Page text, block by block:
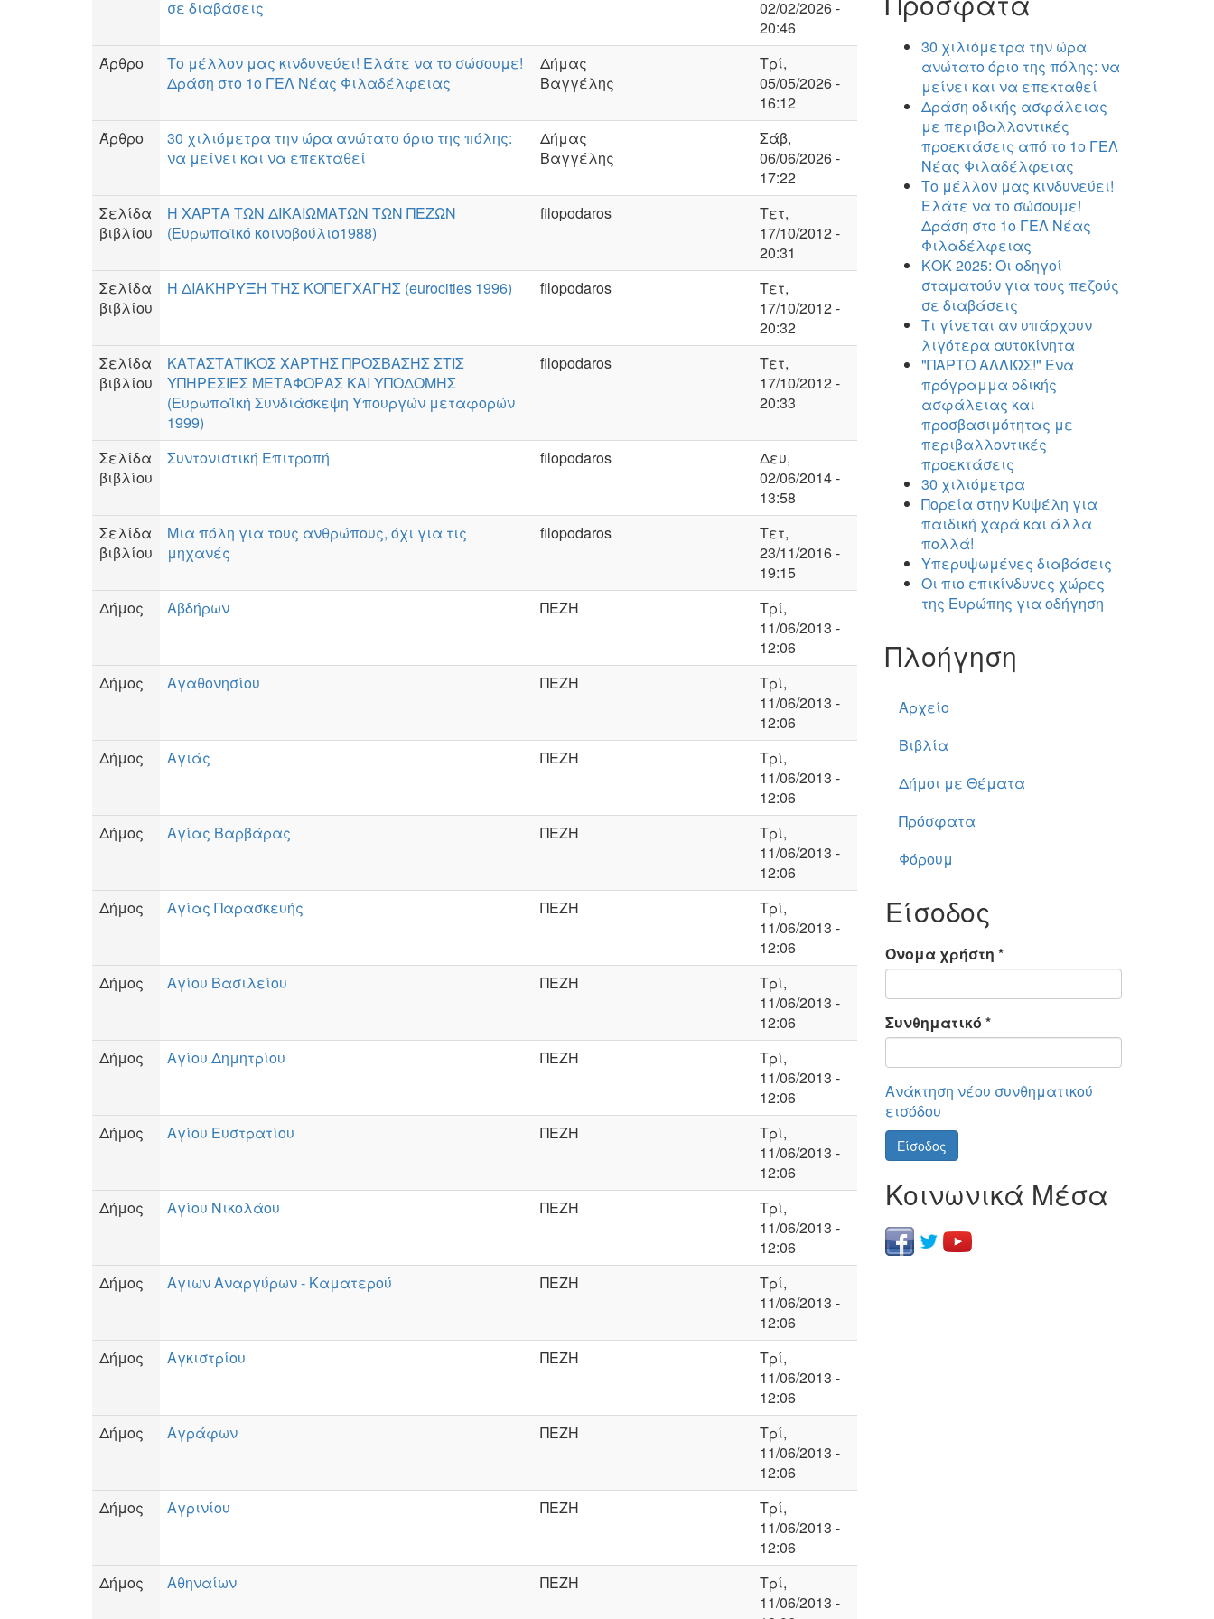
σε διαβάσεις
02/02/2026 -
20:46
Άρθρο
Το μέλλον μας κινδυνεύει! Ελάτε να το σώσουμε!
Δράση στο 1ο ΓΕΛ Νέας Φιλαδέλφειας
Δήμας
Βαγγέλης
Τρί,
05/05/2026 -
16:12
Άρθρο
30 χιλιόμετρα την ώρα ανώτατο όριο της πόλης:
να μείνει και να επεκταθεί
Δήμας
Βαγγέλης
Σάβ,
06/06/2026 -
17:22
Σελίδα
βιβλίου
Η ΧΑΡΤΑ ΤΩΝ ΔΙΚΑΙΩΜΑΤΩΝ ΤΩΝ ΠΕΖΩΝ
(Ευρωπαϊκό κοινοβούλιο1988)
filopodaros
Τετ,
17/10/2012 -
20:31
Σελίδα
βιβλίου
Η ΔΙΑΚΗΡΥΞΗ ΤΗΣ ΚΟΠΕΓΧΑΓΗΣ (eurocities 1996) filopodaros
Τετ,
17/10/2012 -
20:32
Σελίδα
βιβλίου
ΚΑΤΑΣΤΑΤΙΚΟΣ ΧΑΡΤΗΣ ΠΡΟΣΒΑΣΗΣ ΣΤΙΣ
ΥΠΗΡΕΣΙΕΣ ΜΕΤΑΦΟΡΑΣ ΚΑΙ ΥΠΟΔΟΜΗΣ
(Ευρωπαϊκή Συνδιάσκεψη Υπουργών μεταφορών
1999)
filopodaros
Τετ,
17/10/2012 -
20:33
Σελίδα
βιβλίου
Συντονιστική Επιτροπή filopodaros
Δευ,
02/06/2014 -
13:58
Σελίδα
βιβλίου
Μια πόλη για τους ανθρώπους, όχι για τις
μηχανές
filopodaros
Τετ,
23/11/2016 -
19:15
Δήμος
Αβδήρων ΠΕΖΗ
Τρί,
11/06/2013 -
12:06
Δήμος
Αγαθονησίου ΠΕΖΗ
Τρί,
11/06/2013 -
12:06
Δήμος
Αγιάς ΠΕΖΗ
Τρί,
11/06/2013 -
12:06
Δήμος
Αγίας Βαρβάρας ΠΕΖΗ
Τρί,
11/06/2013 -
12:06
Δήμος
Αγίας Παρασκευής ΠΕΖΗ
Τρί,
11/06/2013 -
12:06
Δήμος
Αγίου Βασιλείου ΠΕΖΗ
Τρί,
11/06/2013 -
12:06
Δήμος
Αγίου Δημητρίου ΠΕΖΗ
Τρί,
11/06/2013 -
12:06
Δήμος
Αγίου Ευστρατίου ΠΕΖΗ
Τρί,
11/06/2013 -
12:06
Δήμος
Αγίου Νικολάου ΠΕΖΗ
Τρί,
11/06/2013 -
12:06
Δήμος
Αγιων Αναργύρων - Καματερού ΠΕΖΗ
Τρί,
11/06/2013 -
12:06
Δήμος
Αγκιστρίου ΠΕΖΗ
Τρί,
11/06/2013 -
12:06
Δήμος
Αγράφων ΠΕΖΗ
Τρί,
11/06/2013 -
12:06
Δήμος
Αγρινίου ΠΕΖΗ
Τρί,
11/06/2013 -
12:06
Δήμος
Αθηναίων ΠΕΖΗ
Τρί,
11/06/2013 -
30 χιλιόμετρα την ώρα
ανώτατο όριο της πόλης: να
μείνει και να επεκταθεί
Δράση οδικής ασφάλειας
με περιβαλλοντικές
προεκτάσεις από το 1ο ΓΕΛ
Νέας Φιλαδέλφειας
Το μέλλον μας κινδυνεύει!
Ελάτε να το σώσουμε!
Δράση στο 1ο ΓΕΛ Νέας
Φιλαδέλφειας
ΚΟΚ 2025: Οι οδηγοί
σταματούν για τους πεζούς
σε διαβάσεις
Τι γίνεται αν υπάρχουν
λιγότερα αυτοκίνητα
"ΠΑΡΤΟ ΑΛΛΙΏΣ!" Ένα
πρόγραμμα οδικής
ασφάλειας και
προσβασιμότητας με
περιβαλλοντικές
προεκτάσεις
30 χιλιόμετρα
Πορεία στην Κυψέλη για
παιδική χαρά και άλλα
πολλά!
Υπερυψωμένες διαβάσεις
Οι πιο επικίνδυνες χώρες
της Ευρώπης για οδήγηση
Πλοήγηση
Αρχείο
Βιβλία
Δήμοι με Θέματα
Πρόσφατα
Φόρουμ
Είσοδος
Όνομα χρήστη *
Συνθηματικό *
Ανάκτηση νέου συνθηματικού
εισόδου
Είσοδος
Κοινωνικά Μέσα